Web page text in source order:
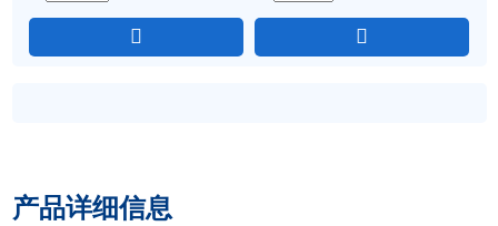
产品详细信息